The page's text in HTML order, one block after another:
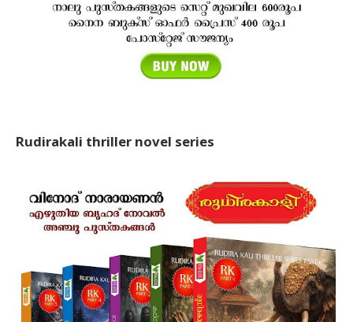
Rudirakali thriller novel series